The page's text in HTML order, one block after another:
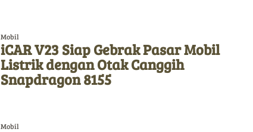
Mobil
iCAR V23 Siap Gebrak Pasar Mobil
Listrik dengan Otak Canggih
Snapdragon 8155
Mobil